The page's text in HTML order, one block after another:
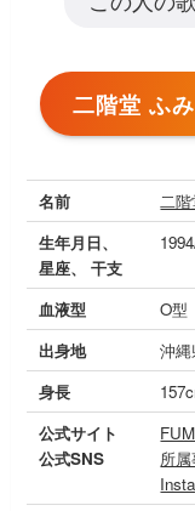
二階堂 ふ
名前
二階
生年月日、
星座、 干支
血液型
O型
出身地
沖
身長
公式サイト
公式SNS
所